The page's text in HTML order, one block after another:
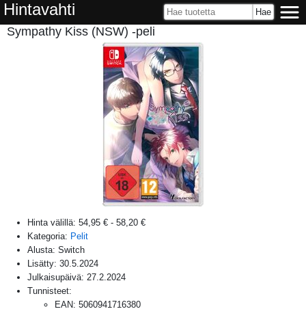
Hintavahti
Sympathy Kiss (NSW) -peli
Hinta välillä: 54,95 € - 58,20 €
Kategoria: Pelit
Alusta: Switch
Lisätty: 30.5.2024
Julkaisupäivä: 27.2.2024
Tunnisteet:
EAN: 5060941716380